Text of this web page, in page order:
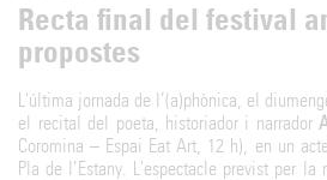
Recta final del festival
propostes
L'última jornada de l’(a)phònica, el
el recital del poeta, historiador i narrador
Coromina – Espai Eat Art, 12 h), en un
Pla de l’Estany. L'espectacle previst per la